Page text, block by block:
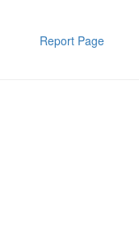
Report Page